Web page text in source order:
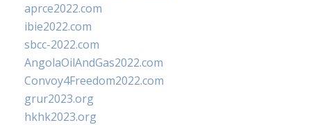
aprce2022.com
ibie2022.com
sbcc-2022.com
AngolaOilAndGas2022.com
Convoy4Freedom2022.com
grur2023.org
hkhk2023.org